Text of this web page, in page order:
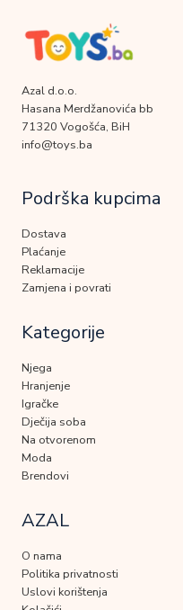
Azal d.o.o.
Hasana Merdžanovića bb
71320 Vogošća, BiH
info@toys.ba
Podrška kupcima
Dostava
Plaćanje
Reklamacije
Zamjena i povrati
Kategorije
Njega
Hranjenje
Igračke
Dječija soba
Na otvorenom
Moda
Brendovi
AZAL
O nama
Politika privatnosti
Uslovi korištenja